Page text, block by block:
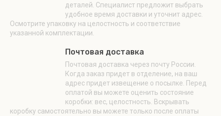
деталей. Специалист предложит выбрать
удобное время доставки и уточнит адрес.
Осмотрите упаковку на целостность и соответствие
указанной комплектации.
Почтовая доставка
Почтовая доставка через почту России.
Когда заказ придет в отделение, на ваш
адрес придет извещение о посылке. Перед
оплатой вы можете оценить состояние
коробки: вес, целостность. Вскрывать
коробку самостоятельно вы можете только после оплаты